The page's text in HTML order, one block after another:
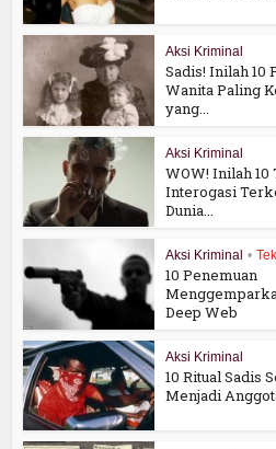
Aksi Kriminal
Sadis! Inilah 10
Wanita Paling
yang...
Aksi Kriminal
WOW! Inilah
Interogasi
Dunia...
Aksi Kriminal •
10 Penemuan
Deep Web
Aksi Kriminal
10 Ritual Sadis
Menjadi